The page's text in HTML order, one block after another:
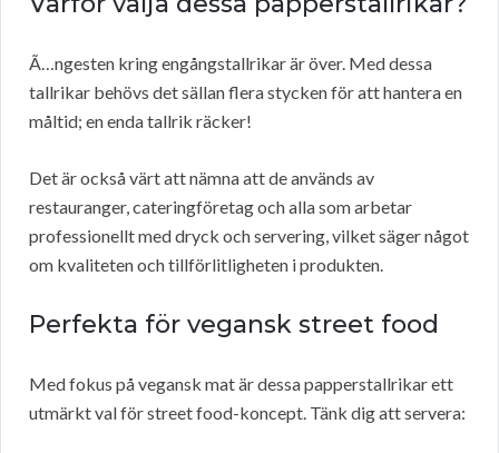
Ã…ngesten kring engångstallrikar är över. Med dessa
tallrikar behövs det sällan flera stycken för att hantera en
måltid; en enda tallrik räcker!
Det är också värt att nämna att de används av
restauranger, cateringföretag och alla som arbetar
professionellt med dryck och servering, vilket säger något
om kvaliteten och tillförlitligheten i produkten.
Perfekta för vegansk street food
Med fokus på vegansk mat är dessa papperstallrikar ett
utmärkt val för street food-koncept. Tänk dig att servera: